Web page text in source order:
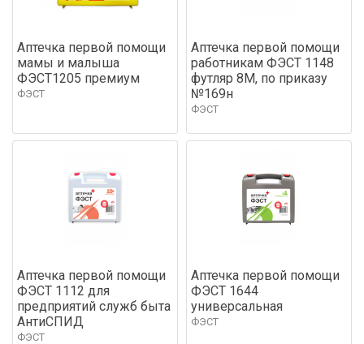
Аптечка первой помощи
мамы и малыша
ФЭСТ1205 премиум
ФЭСТ
Аптечка первой помощи
работникам ФЭСТ 1148
футляр 8М, по приказу
№169н
ФЭСТ
Аптечка первой помощи
ФЭСТ 1112 для
предприятий служб быта
АнтиСПИД
ФЭСТ
Аптечка первой помощи
ФЭСТ 1644
универсальная
ФЭСТ